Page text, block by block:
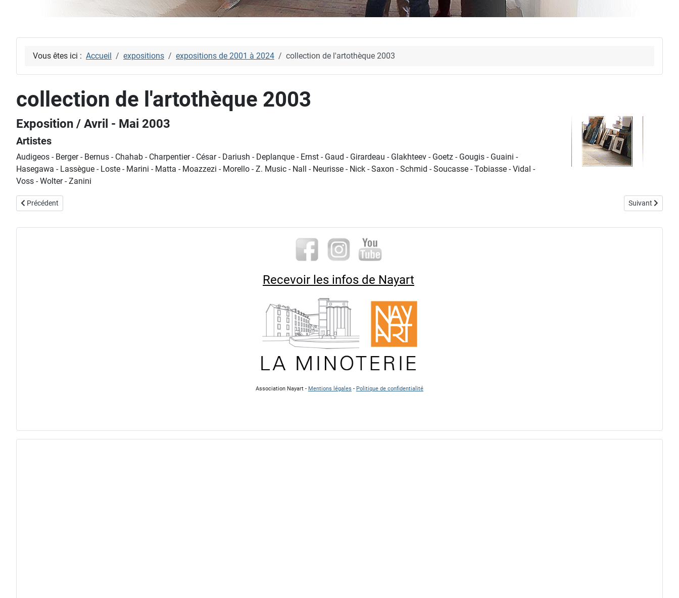
Vous êtes ici : Accueil expositions expositions de 2001 à 2024 collection de l'artothèque 2003
collection de l'artothèque 2003
Exposition / Avril - Mai 2003
Artistes
Audigeos - Berger - Bernus - Chahab - Charpentier - César - Dariush - Deplanque - Ernst - Gaud - Girardeau - Glakhteev - Goetz - Gougis - Guaini -
Hasegawa - Lassègue - Loste - Marini - Matta - Moazzezi - Morello - Z. Music - Nall - Neurisse - Nick - Saxon - Schmid - Soucasse - Tobiasse - Vidal -
Voss - Wolter - Zanini
Article précédent : exposition "laine et couleurs : la tradition vivante à Nay"
Précédent Article suivant :
Suivant
Recevoir les infos de Nayart
Association Nayart - Mentions légales - Politique de confidentialité